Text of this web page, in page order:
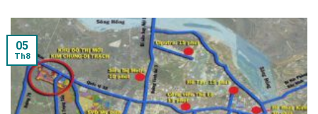
05
Th8